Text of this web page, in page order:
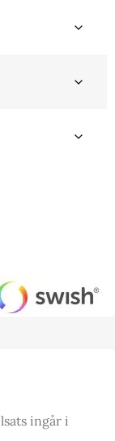
ingår i